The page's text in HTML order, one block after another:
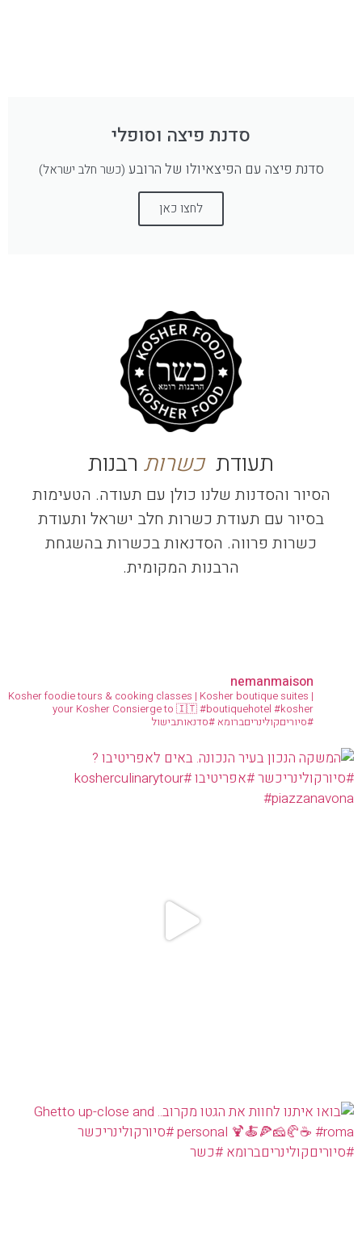
סדנת פיצה וסופלי
סדנת פיצה עם הפיצאיולו של הרובע (כשר חלב ישראל)
לחצו כאן
תעודת כשרות רבנות
הסיור והסדנות שלנו כולן עם תעודה. הטעימות
בסיור עם תעודת כשרות חלב ישראל ותעודת
כשרות פרווה. הסדנאות בכשרות בהשגחת
הרבנות המקומית.
nemanmaison
Kosher foodie tours & cooking classes | Kosher boutique suites |
your Kosher Consierge to 🇮🇹#boutiquehotel #kosher
#סיוריםקולינריםברומא #סדנאותבישול